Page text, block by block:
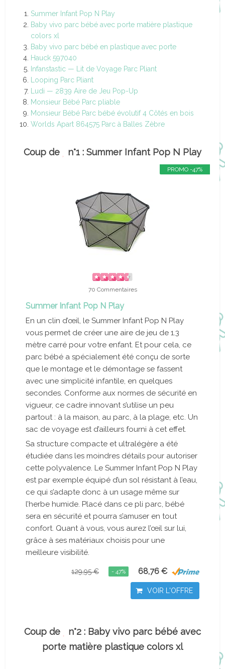
Summer Infant Pop N Play
Baby vivo parc bébé avec porte matière plastique
colors xl
Baby vivo parc bébé en plastique avec porte
Hauck 597040
Infanstastic — Lit de Voyage Parc Pliant
Looping Parc Pliant
Ludi — 2839 Aire de Jeu Pop-Up
Monsieur Bébé Parc pliable
Monsieur Bébé Parc bébé évolutif 4 Côtés en bois
Worlds Apart 864575 Parc à Balles Zèbre
Coup de n°1 : Summer Infant Pop N Play
PROMO -47%
70 Commentaires
Summer Infant Pop N Play
En un clin d’œil, le Summer Infant Pop N Play
vous permet de créer une aire de jeu de 1.3
mètre carré pour votre enfant. Et pour cela, ce
parc bébé a spécialement été conçu de sorte
que le montage et le démontage se fassent
avec une simplicité infantile, en quelques
secondes. Conforme aux normes de sécurité en
vigueur, ce cadre innovant s’utilise un peu
partout : à la maison, au parc, à la plage, etc. Un
sac de voyage est d’ailleurs fourni à cet effet.
Sa structure compacte et ultralégère a été
étudiée dans les moindres détails pour autoriser
cette polyvalence. Le Summer Infant Pop N Play
est par exemple équipé d’un sol résistant à l’eau,
ce qui s’adapte donc à un usage même sur
l’herbe humide. Placé dans ce pli parc, bébé
sera en sécurité et pourra s’amuser en tout
confort. Quant à vous, vous aurez l’œil sur lui,
grâce à ses matériaux choisis pour une
meilleure visibilité.
129,95 € - 47% 68,76 €
VOIR L'OFFRE
Coup de
n°2 : Baby vivo parc bébé avec
porte matière plastique colors xl